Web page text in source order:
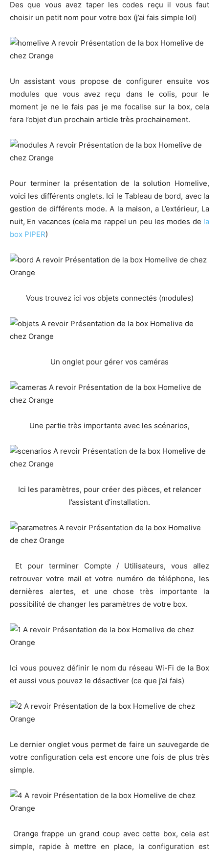
Des que vous avez taper les codes reçu il vous faut
choisir un petit nom pour votre box (j’ai fais simple lol)
Un assistant vous propose de configurer ensuite vos
modules que vous avez reçu dans le colis, pour le
moment je ne le fais pas je me focalise sur la box, cela
fera l’objet d’un prochain article très prochainement.
Pour terminer la présentation de la solution Homelive,
voici les différents onglets. Ici le Tableau de bord, avec la
gestion de différents mode. A la maison, a L’extérieur, La
nuit, En vacances (cela me rappel un peu les modes de la
box PIPER)
Vous trouvez ici vos objets connectés (modules)
Un onglet pour gérer vos caméras
Une partie très importante avec les scénarios,
Ici les paramètres, pour créer des pièces, et relancer
l’assistant d’installation.
Et pour terminer Compte / Utilisateurs, vous allez
retrouver votre mail et votre numéro de téléphone, les
dernières alertes, et une chose très importante la
possibilité de changer les paramètres de votre box.
Ici vous pouvez définir le nom du réseau Wi-Fi de la Box
et aussi vous pouvez le désactiver (ce que j’ai fais)
Le dernier onglet vous permet de faire un sauvegarde de
votre configuration cela est encore une fois de plus très
simple.
Orange frappe un grand coup avec cette box, cela est
simple, rapide à mettre en place, la configuration est